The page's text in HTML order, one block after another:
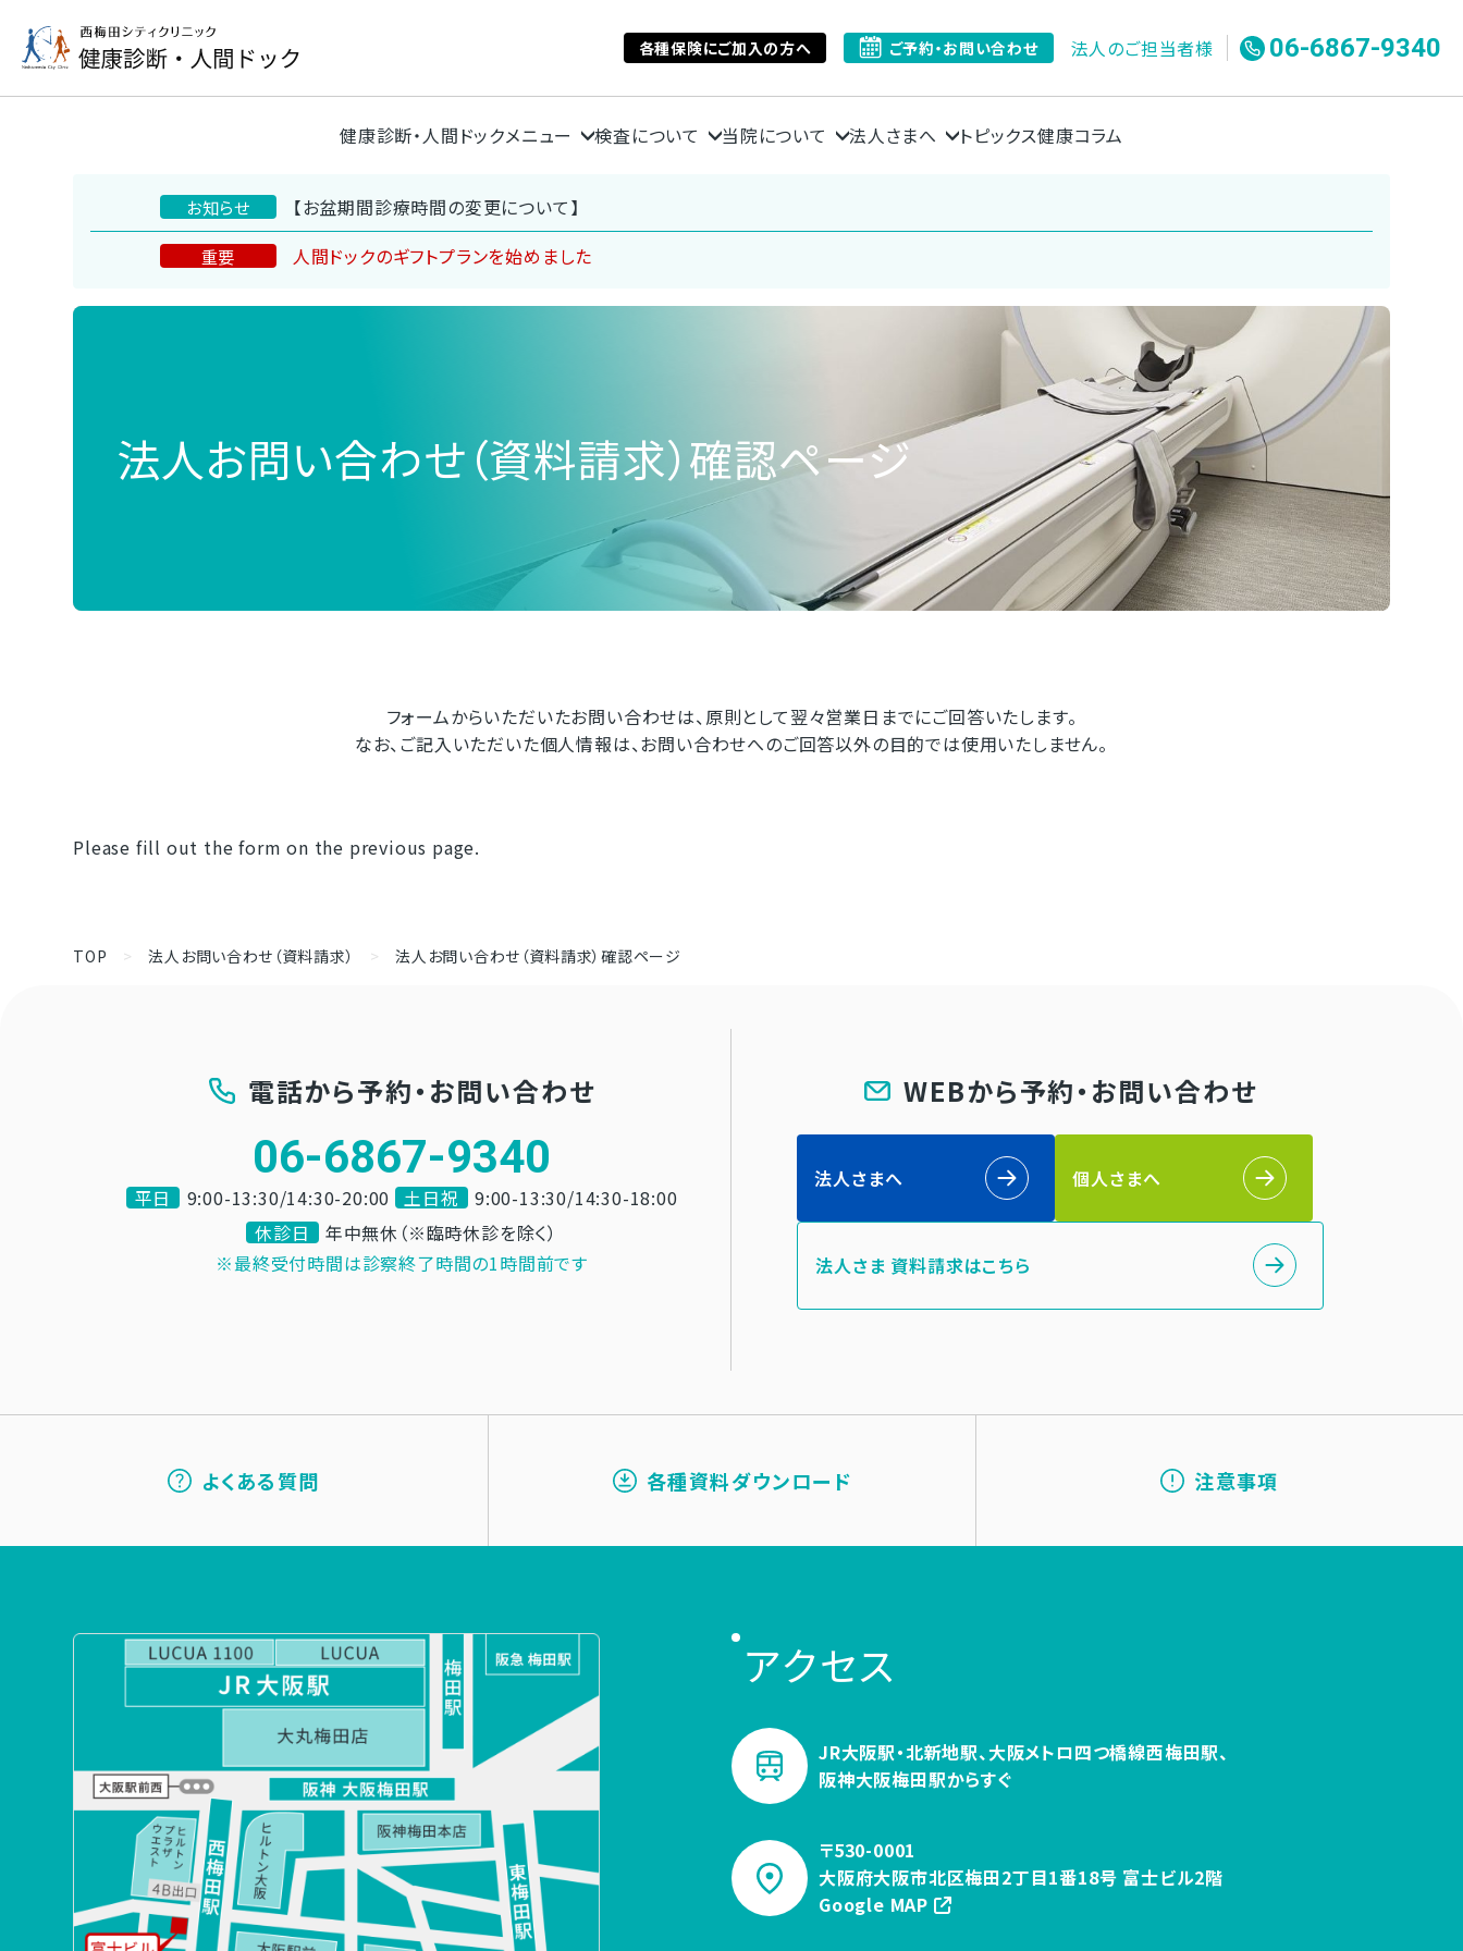
各種保険にご加入の方へ ご予約・お問い合わせ 法人のご担当者様 06-6867-9340
健康診断・人間ドックメニュー 検査について 当院について 法人さまへ トピックス健康コラム
お知らせ 【お盆期間診療時間の変更について】
重要 人間ドックのギフトプランを始めました
法人お問い合わせ（資料請求）確認ページ
フォームからいただいたお問い合わせは、原則として翌々営業日までにご回答いたします。
なお、ご記入いただいた個人情報は、お問い合わせへのご回答以外の目的では使用いたしません。
Please fill out the form on the previous page.
TOP >法人お問い合わせ（資料請求） >法人お問い合わせ（資料請求）確認ページ
電話から予約・お問い合わせ
06-6867-9340
平日 9:00-13:30/14:30-20:00 土日祝
9:00-13:30/14:30-18:00
休診日
年中無休（※臨時休診を除く）
※最終受付時間は診察終了時間の1時間前です
WEBから予約・お問い合わせ
法人さまへ 個人さまへ
法人さま 資料請求はこちら
よくある質問 各種資料ダウンロード 注意事項
アクセス
JR大阪駅・北新地駅、大阪メトロ四つ橋線西梅田駅、
阪神大阪梅田駅からすぐ
〒530-0001
大阪府大阪市北区梅田2丁目1番18号 富士ビル2階
Google MAP